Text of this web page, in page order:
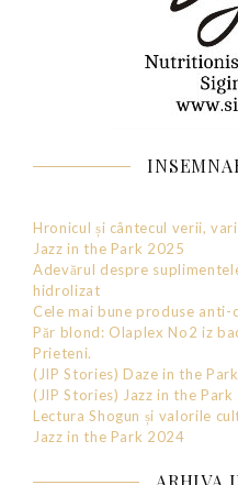
Hronicul și cântecul verii,
Jazz in the Park 2025
Adevărul despre
hidrolizat
Cele mai bune produse anti-
Păr blond: Olaplex No2 iz
Prieteni.
(JIP Stories) Daze in the Park
(JIP Stories) Jazz in the
Lectura Shogun și valorile
Jazz in the Park 2024